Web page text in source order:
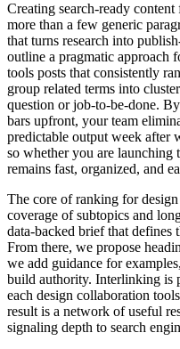
Creating search‑ready
more than a few generic
that turns research into
outline a pragmatic approach
tools posts that consistently
group related terms into
question or job‑to‑be‑done.
bars upfront, your team
predictable output week after
so whether you are launching
remains fast, organized, and
The core of ranking for
coverage of subtopics and
data‑backed brief that defines
From there, we propose
we add guidance for
build authority. Interlinking is
each design collaboration
result is a network of useful
signaling depth to search